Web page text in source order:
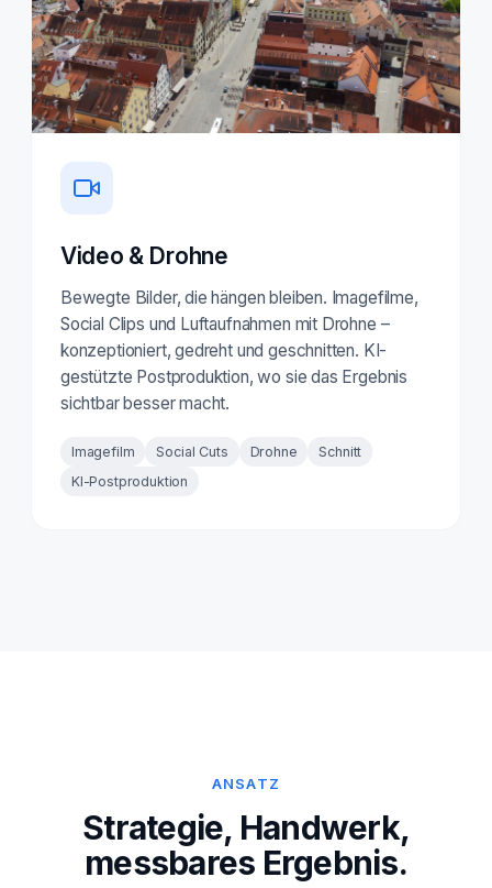
Video & Drohne
Bewegte Bilder, die hängen bleiben. Imagefilme,
Social Clips und Luftaufnahmen mit Drohne –
konzeptioniert, gedreht und geschnitten. KI-
gestützte Postproduktion, wo sie das Ergebnis
sichtbar besser macht.
Imagefilm Social Cuts Drohne
Schnitt
KI-Postproduktion
ANSATZ
Strategie, Handwerk,
messbares Ergebnis.